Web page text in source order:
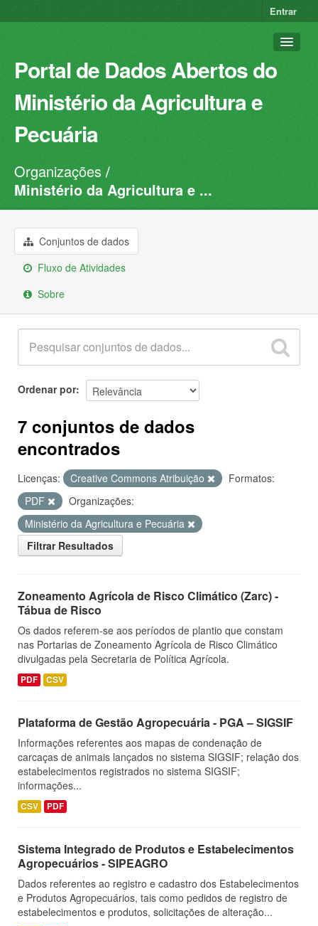
Entrar
Portal de Dados Abertos do
Ministério da Agricultura e
Pecuária
Conjuntos de dados
Organizações
Sobre
Organizações
Ministério da Agricultura e ...
Conjuntos de dados
Fluxo de Atividades
Sobre
Ordenar por
7 conjuntos de dados
encontrados
Licenças: Creative Commons Atribuição
Formatos:
PDF
Organizações:
Ministério da Agricultura e Pecuária
Filtrar Resultados
Zoneamento Agrícola de Risco Climático (Zarc) -
Tábua de Risco
Os dados referem-se aos períodos de plantio que constam
nas Portarias de Zoneamento Agrícola de Risco Climático
divulgadas pela Secretaria de Política Agrícola.
PDF CSV
Plataforma de Gestão Agropecuária - PGA – SIGSIF
Informações referentes aos mapas de condenação de
carcaças de animais lançados no sistema SIGSIF; relação dos
estabelecimentos registrados no sistema SIGSIF;
informações...
CSV PDF
Sistema Integrado de Produtos e Estabelecimentos
Agropecuários - SIPEAGRO
Dados referentes ao registro e cadastro dos Estabelecimentos
e Produtos Agropecuários, tais como pedidos de registro de
estabelecimentos e produtos, solicitações de alteração...